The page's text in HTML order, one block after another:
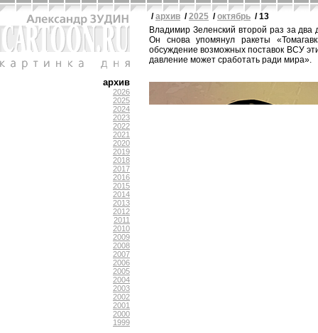
архив
2026
2025
2024
2023
2022
2021
2020
2019
2018
2017
2016
2015
2014
2013
2012
2011
2010
2009
2008
2007
2006
2005
2004
2003
2002
2001
2000
1999
/архив /2025 /октябрь / 13
Владимир Зеленский второй раз за
Он снова упомянул ракеты
обсуждение возможных поставок ВСУ
давление может сработать ради мира».